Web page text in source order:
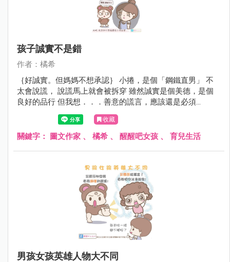
孩子誠實不是錯
作者：橘希
｛好誠實。但媽媽不想承認｝ 小捲，是個「鋼鐵直男」 不
太會說謊， 說謊馬上就會被拆穿 雖然誠實是個美德，是個
良好的品行 但我想．．．善意的謊言，應該還是必須
的．．． 媽現在也不會教，你還是先誠實好了 （雖然媽咪
每次都被你放劍刺傷，但你都不知！） 兒子呀～你以後交女
朋友 那位女孩，白眼翻到後腦勺的狀況應該不會比媽少 她
收藏
關鍵字： 圖文作家 、 橘希 、 醒醒吧女孩 、 育兒生活
男孩女孩英雄人物大不同